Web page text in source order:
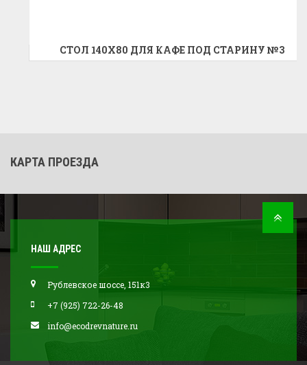
СТОЛ 140X80 ДЛЯ КАФЕ ПОД СТАРИНУ №3
КАРТА ПРОЕЗДА
НАШ АДРЕС
Рублевское шоссе, 151к3
+7 (925) 722-26-48
info@ecodrevnature.ru